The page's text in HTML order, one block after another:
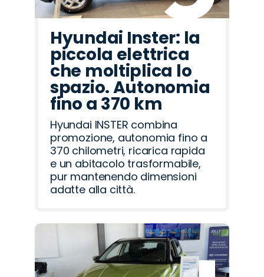
Hyundai Inster: la
piccola elettrica
che moltiplica lo
spazio. Autonomia
fino a 370 km
Hyundai INSTER combina
promozione, autonomia fino a
370 chilometri, ricarica rapida
e un abitacolo trasformabile,
pur mantenendo dimensioni
adatte alla città.